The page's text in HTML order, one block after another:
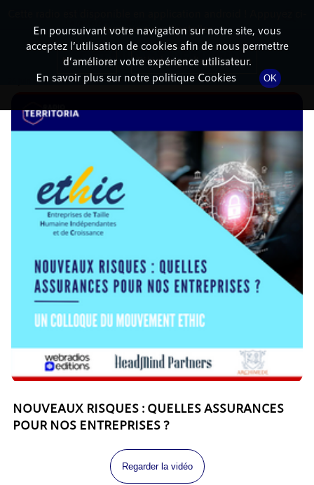
DÉTAILS DE L'ÉPISODE
26 juin 2026 à 8h30, durée : 2 heures
NOUVEAUX RISQUES : QUELLES ASSURANCES
POUR NOS ENTREPRISES ?
Regarder la vidéo
En poursuivant votre navigation sur notre site, vous
acceptez l’utilisation de cookies afin de nous permettre
d’améliorer votre expérience utilisateur.
En savoir plus sur notre politique Cookies
OK
dessous pour l'installer.
Non merci Télécharger l'application